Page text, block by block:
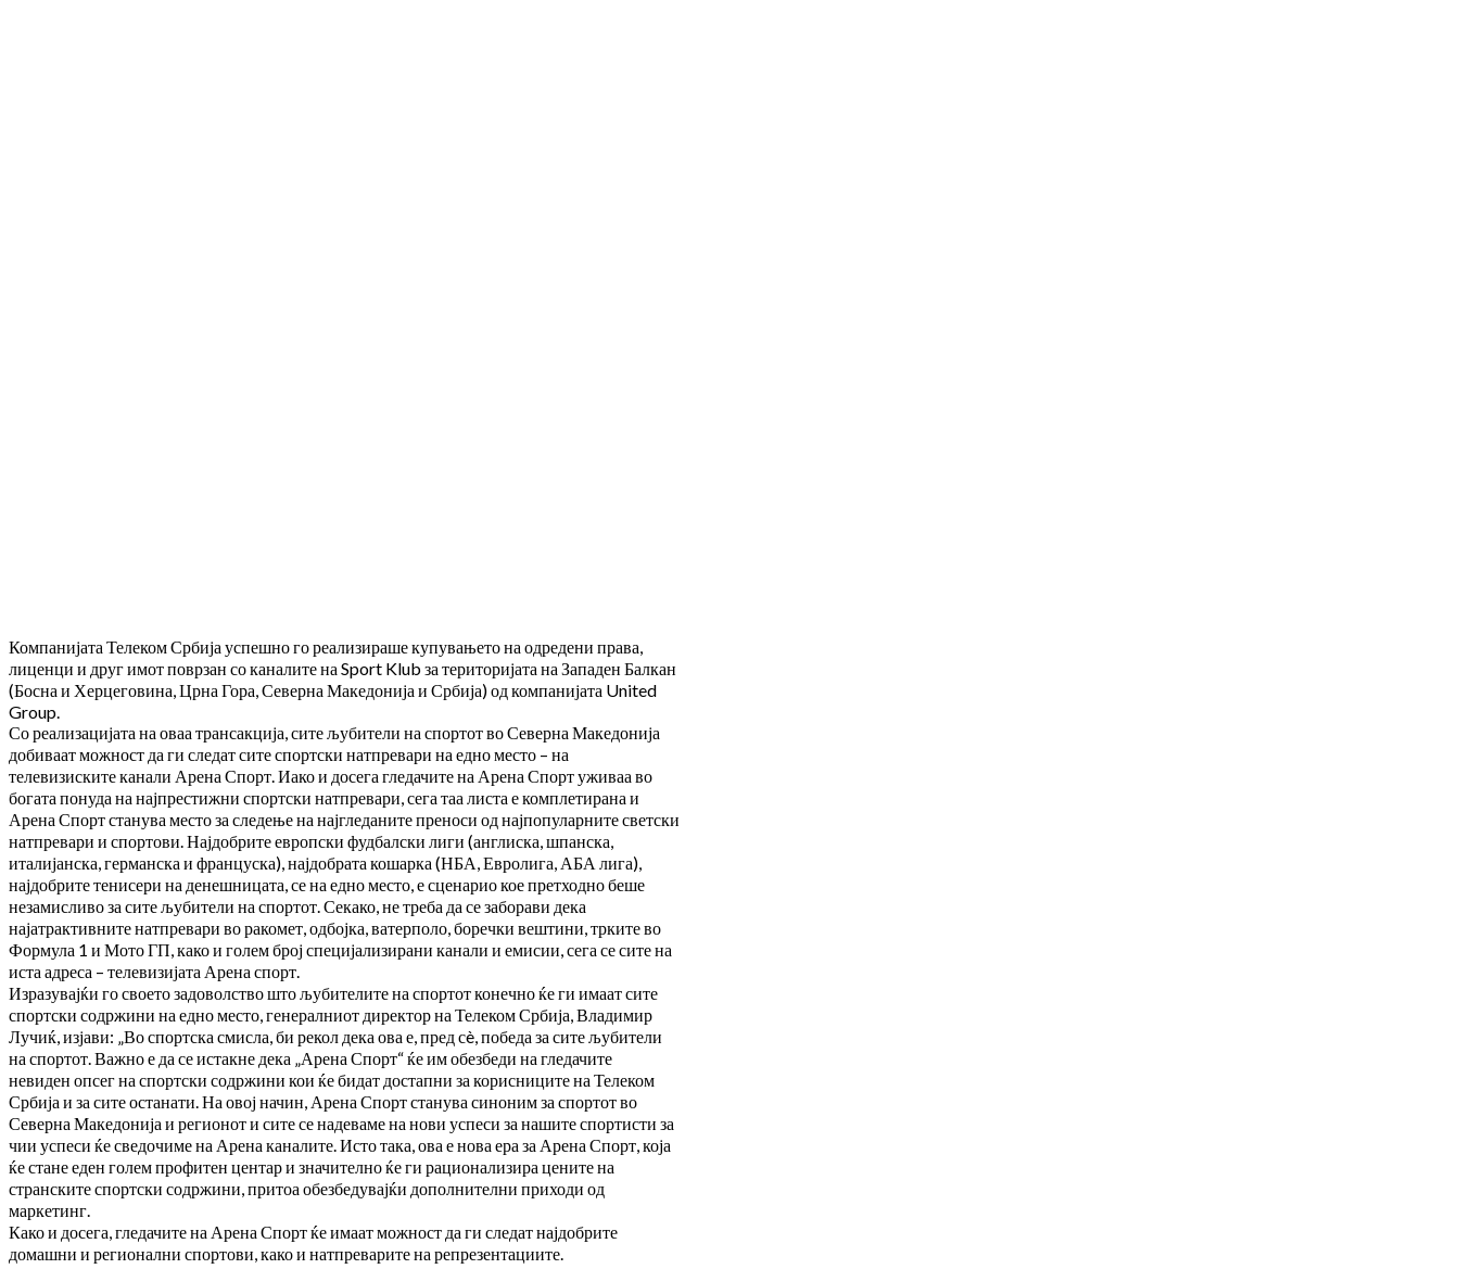
Компанијата Телеком Србија успешно го реализираше купувањето на одредени права,
лиценци и друг имот поврзан со каналите на Sport Klub за територијата на Западен Балкан
(Босна и Херцеговина, Црна Гора, Северна Македонија и Србија) од компанијата United
Group.
Со реализацијата на оваа трансакција, сите љубители на спортот во Северна Македонија
добиваат можност да ги следат сите спортски натпревари на едно место – на
телевизиските канали Арена Спорт. Иако и досега гледачите на Арена Спорт уживаа во
богата понуда на најпрестижни спортски натпревари, сега таа листа е комплетирана и
Арена Спорт станува место за следење на најгледаните преноси од најпопуларните светски
натпревари и спортови. Најдобрите европски фудбалски лиги (англиска, шпанска,
италијанска, германска и француска), најдобрата кошарка (НБА, Евролига, АБА лига),
најдобрите тенисери на денешницата, се на едно место, е сценарио кое претходно беше
незамисливо за сите љубители на спортот. Секако, не треба да се заборави дека
најатрактивните натпревари во ракомет, одбојка, ватерполо, боречки вештини, трките во
Формула 1 и Мото ГП, како и голем број специјализирани канали и емисии, сега се сите на
иста адреса – телевизијата Арена спорт.
Изразувајќи го своето задоволство што љубителите на спортот конечно ќе ги имаат сите
спортски содржини на едно место, генералниот директор на Телеком Србија, Владимир
Лучиќ, изјави: „Во спортска смисла, би рекол дека ова е, пред сè, победа за сите љубители
на спортот. Важно е да се истакне дека „Арена Спорт“ ќе им обезбеди на гледачите
невиден опсег на спортски содржини кои ќе бидат достапни за корисниците на Телеком
Србија и за сите останати. На овој начин, Арена Спорт станува синоним за спортот во
Северна Македонија и регионот и сите се надеваме на нови успеси за нашите спортисти за
чии успеси ќе сведочиме на Арена каналите. Исто така, ова е нова ера за Арена Спорт, која
ќе стане еден голем профитен центар и значително ќе ги рационализира цените на
странските спортски содржини, притоа обезбедувајќи дополнителни приходи од
маркетинг.
Како и досега, гледачите на Арена Спорт ќе имаат можност да ги следат најдобрите
домашни и регионални спортови, како и натпреварите на репрезентациите.